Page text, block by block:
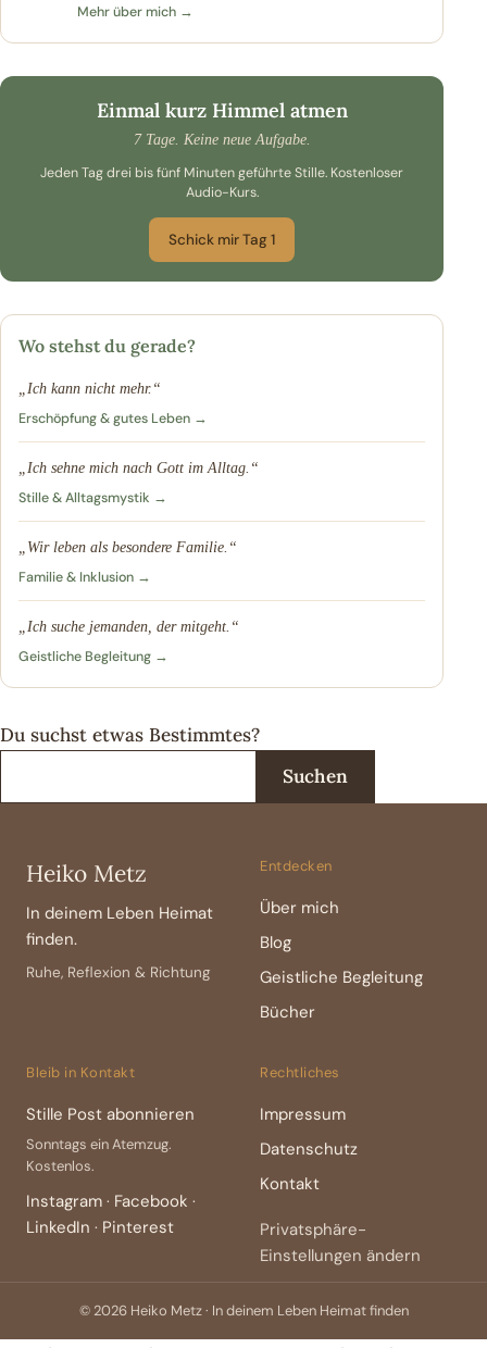
Mehr über mich →
Einmal kurz Himmel atmen
7 Tage. Keine neue Aufgabe.
Jeden Tag drei bis fünf Minuten geführte Stille. Kostenloser
Audio-Kurs.
Schick mir Tag 1
Wo stehst du gerade?
„Ich kann nicht mehr.“
Erschöpfung & gutes Leben →
„Ich sehne mich nach Gott im Alltag.“
Stille & Alltagsmystik →
„Wir leben als besondere Familie.“
Familie & Inklusion →
„Ich suche jemanden, der mitgeht.“
Geistliche Begleitung →
Du suchst etwas Bestimmtes?
Suchen
Heiko Metz
In deinem Leben Heimat
finden.
Ruhe, Reflexion & Richtung
Entdecken
Über mich
Blog
Geistliche Begleitung
Bücher
Bleib in Kontakt
Stille Post abonnieren
Sonntags ein Atemzug.
Kostenlos.
Instagram · Facebook ·
LinkedIn · Pinterest
Rechtliches
Impressum
Datenschutz
Kontakt
Privatsphäre-
Einstellungen ändern
© 2026 Heiko Metz · In deinem Leben Heimat finden